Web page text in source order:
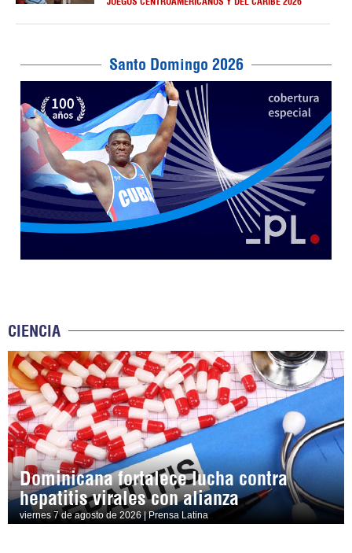
Santo Domingo 2026
CIENCIA
Dominicana fortalece lucha contra
hepatitis virales con alianza
viernes 7 de agosto de 2026 | Prensa Latina